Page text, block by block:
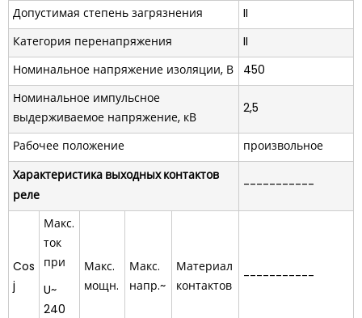
Допустимая степень загрязнения
II
Категория перенапряжения
II
Номинальное напряжение изоляции, В 450
Номинальное импульсное
выдерживаемое напряжение, кВ
2,5
Рабочее положение произвольное
Характеристика выходных контактов
реле
-----------
Cos
j
Макс.
ток
при
U~
240
Макс.
мощн.
Макс.
напр.~
Материал
контактов
-----------